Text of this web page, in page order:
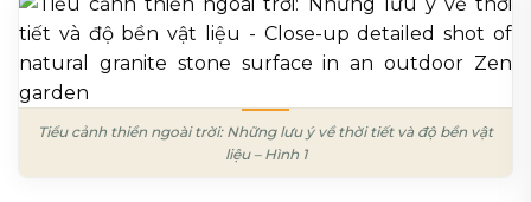
Tiểu cảnh thiền ngoài trời: Những lưu ý về thời tiết và độ bền vật
liệu – Hình 1